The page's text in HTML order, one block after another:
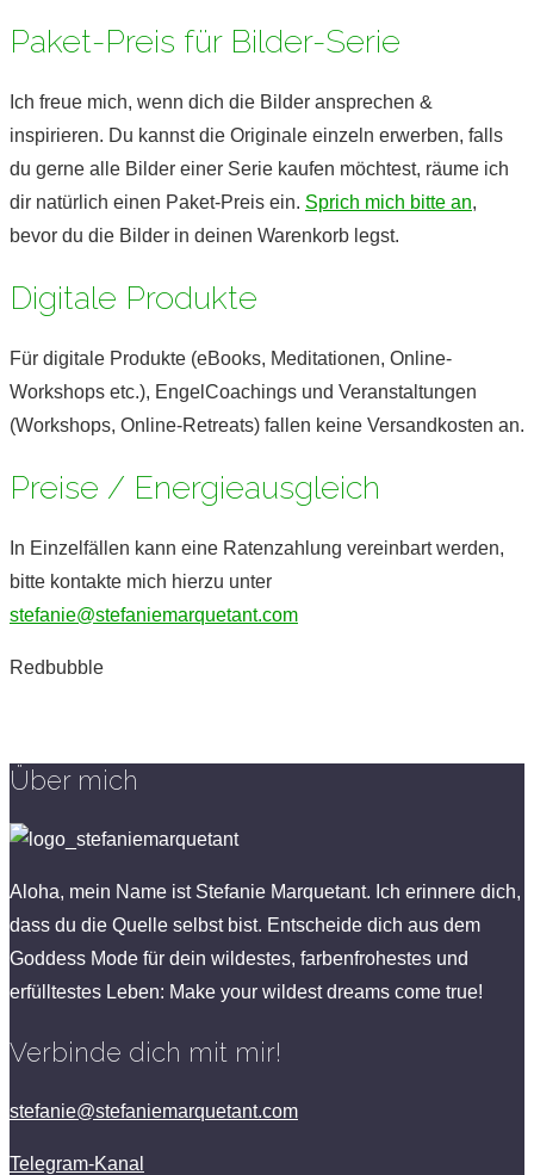
Paket-Preis für Bilder-Serie
Ich freue mich, wenn dich die Bilder ansprechen &
inspirieren. Du kannst die Originale einzeln erwerben, falls
du gerne alle Bilder einer Serie kaufen möchtest, räume ich
dir natürlich einen Paket-Preis ein. Sprich mich bitte an,
bevor du die Bilder in deinen Warenkorb legst.
Digitale Produkte
Für digitale Produkte (eBooks, Meditationen, Online-
Workshops etc.), EngelCoachings und Veranstaltungen
(Workshops, Online-Retreats) fallen keine Versandkosten an.
Preise / Energieausgleich
In Einzelfällen kann eine Ratenzahlung vereinbart werden,
bitte kontakte mich hierzu unter
stefanie@stefaniemarquetant.com
Redbubble
Über mich
Aloha, mein Name ist Stefanie Marquetant. Ich erinnere dich,
dass du die Quelle selbst bist. Entscheide dich aus dem
Goddess Mode für dein wildestes, farbenfrohestes und
erfülltestes Leben: Make your wildest dreams come true!
Verbinde dich mit mir!
stefanie@stefaniemarquetant.com
Telegram-Kanal